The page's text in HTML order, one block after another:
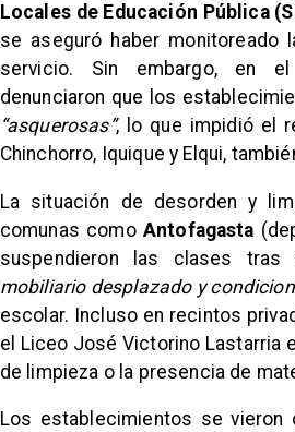
Locales de Educación Pública
se aseguró haber monitoreado
servicio. Sin embargo, en
denunciaron que los
“asquerosas”, lo que impidió el
Chinchorro, Iquique y Elqui,
La situación de desorden y
comunas como Antofagasta
suspendieron las clases tras
mobiliario desplazado y
escolar. Incluso en recintos
el Liceo José Victorino Lastarria
de limpieza o la presencia de
Los establecimientos se